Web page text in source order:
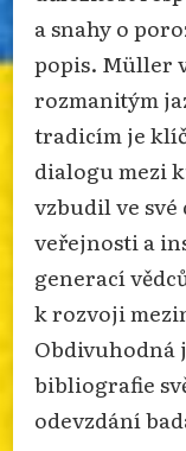
a snahy o
popis. Müller
rozmanitým
tradicím je
dialogu mezi
vzbudil ve své
veřejnosti a
generací
k rozvoji
Obdivuhodná
bibliografie
odevzdání